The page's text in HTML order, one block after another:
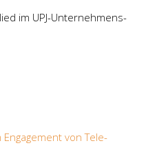
im UPJ-Unter­neh­mens­
von Tele­